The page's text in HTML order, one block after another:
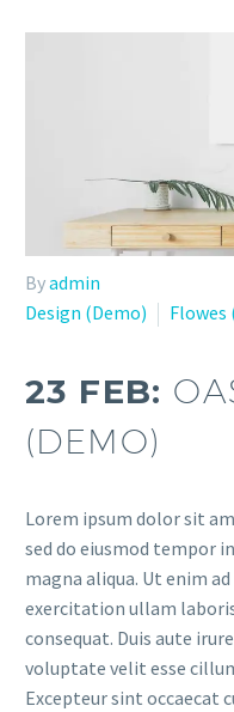
Byadmin
Design (Demo)
Flowes
23 FEB:
(DEMO)
Lorem ipsum dolor sit
sed do eiusmod tempor
magna aliqua. Ut enim
exercitation ullam
consequat. Duis aute
voluptate velit esse
Excepteur sint occaecat